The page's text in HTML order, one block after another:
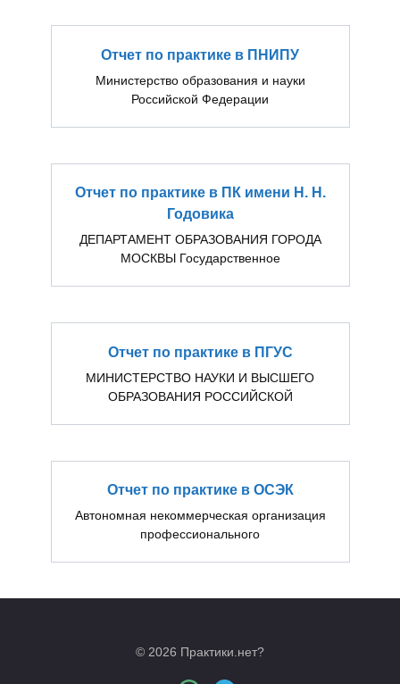
Отчет по практике в ПНИПУ
Министерство образования и науки
Российской Федерации
Отчет по практике в ПК имени Н. Н.
Годовика
ДЕПАРТАМЕНТ ОБРАЗОВАНИЯ ГОРОДА
МОСКВЫ Государственное
Отчет по практике в ПГУС
МИНИСТЕРСТВО НАУКИ И ВЫСШЕГО
ОБРАЗОВАНИЯ РОССИЙСКОЙ
Отчет по практике в ОСЭК
Автономная некоммерческая организация
профессионального
© 2026 Практики.нет?